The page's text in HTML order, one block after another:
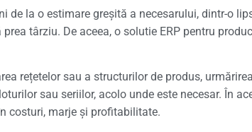
la o estimare greșită a necesarului, dintr-o
târziu. De aceea, o solutie ERP pentru
rețetelor sau a structurilor de produs,
sau seriilor, acolo unde este necesar. În
costuri, marje și profitabilitate.